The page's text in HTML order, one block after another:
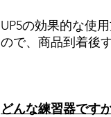
UP5の効果的な使
ので、商品到着後
どんな練習器です